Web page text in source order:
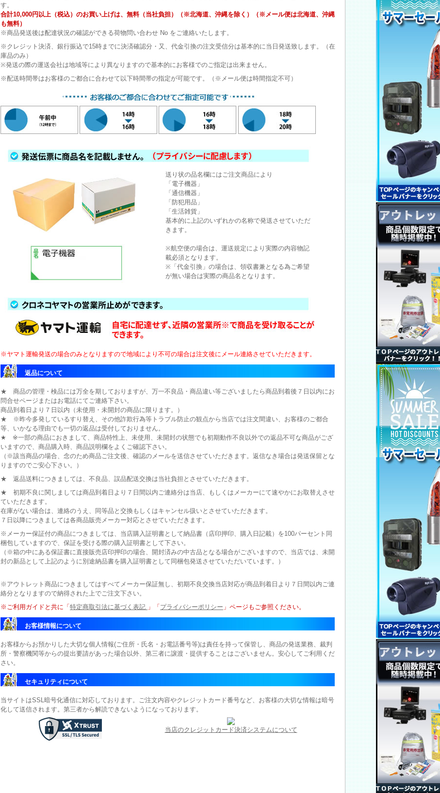
す。
合計10,000円以上（税込）のお買い上げは、無料（当社負担）（※北海道、沖縄を除く）（※メール便は北海道、沖縄
も無料）
※商品発送後は配達状況の確認ができる荷物問い合わせ No をご連絡いたします。
※クレジット決済、銀行振込で15時までに決済確認分・又、代金引換の注文受信分は基本的に当日発送致します。（在
庫品のみ）
※発送の際の運送会社は地域等により異なりますので基本的にお客様でのご指定は出来ません。
※配送時間帯はお客様のご都合に合わせて以下時間帯の指定が可能です。（※メール便は時間指定不可）
送り状の品名欄にはご注文商品により
「電子機器」
「通信機器」
「防犯用品」
「生活雑貨」
基本的に上記のいずれかの名称で発送させていただ
きます。
※航空便の場合は、運送規定により実際の内容物記
載必須となります。
※「代金引換」の場合は、領収書兼となる為ご希望
が無い場合は実際の商品名となります。
※ヤマト運輸発送の場合のみとなりますので地域により不可の場合は注文後にメール連絡させていただきます。
返品について
★ 商品の管理・検品には万全を期しておりますが、万一不良品・商品違い等ございましたら商品到着後７日以内にお
問合せページまたはお電話にてご連絡下さい。
商品到着日より７日以内（未使用・未開封の商品に限ります。）
★ ※昨今多発しているすり替え、その他詐欺行為等トラブル防止の観点から当店では注文間違い、お客様のご都合
等、いかなる理由でも一切の返品は受付しておりません。
★ ※一部の商品におきまして、商品特性上、未使用、未開封の状態でも初期動作不良以外での返品不可な商品がござ
いますので、商品購入時、商品説明欄をよくご確認下さい。
（※該当商品の場合、念のため商品ご注文後、確認のメールを送信させていただきます。返信なき場合は発送保留とな
りますのでご安心下さい。）
★ 返品送料につきましては、不良品、誤品配送交換は当社負担とさせていただきます。
★ 初期不良に関しましては商品到着日より７日間以内ご連絡分は当店、もしくはメーカーにて速やかにお取替えさせ
ていただきます。
在庫がない場合は、連絡のうえ、同等品と交換もしくはキャンセル扱いとさせていただきます。
７日以降につきましては各商品販売メーカー対応とさせていただきます。
※メーカー保証付の商品につきましては、当店購入証明書として納品書（店印押印、購入日記載）を100パーセント同
梱包していますので、保証を受ける際の購入証明書として下さい。
（※箱の中にある保証書に直接販売店印押印の場合、開封済みの中古品となる場合がございますので、当店では、未開
封の新品として上記のように別途納品書を購入証明書として同梱包発送させていただいています。）
※アウトレット商品につきましてはすべてメーカー保証無し、初期不良交換当店対応が商品到着日より７日間以内ご連
絡分となりますので納得された上でご注文下さい。
※ご利用ガイドと共に「 特定商取引法に基づく表記 」「 プライバシーポリシー 」ページもご参照ください。
お客様情報について
お客様からお預かりした大切な個人情報(ご住所・氏名・お電話番号等)は責任を持って保管し、商品の発送業務、裁判
所・警察機関等からの提出要請があった場合以外、第三者に譲渡・提供することはございません。安心してご利用くだ
さい。
セキュリティについて
当サイトはSSL暗号化通信に対応しております。ご注文内容やクレジットカード番号など、お客様の大切な情報は暗号
化して送信されます。第三者から解読できないようになっております。
当店のクレジットカード決済システムについて